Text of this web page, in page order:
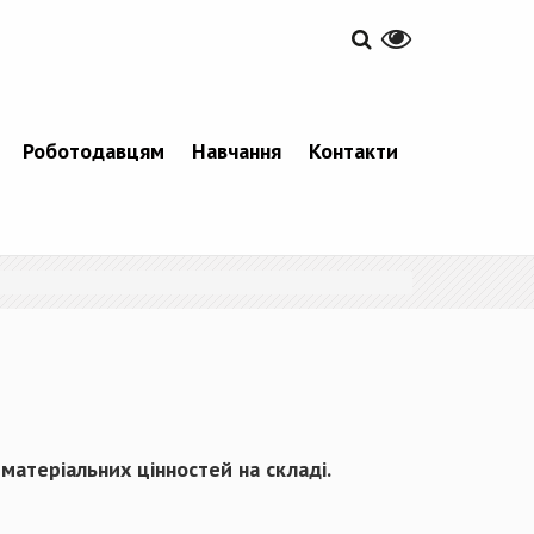
Роботодавцям Навчання Контакти
цінностей на складі.